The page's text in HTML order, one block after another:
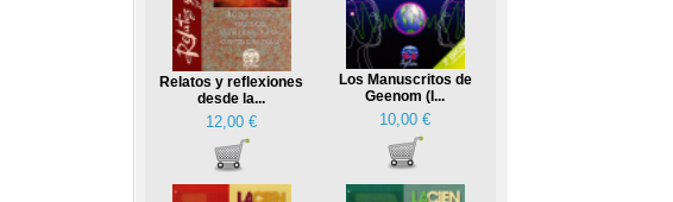
Relatos y reflexiones
desde la...
12,00 €
Los Manuscritos de
Geenom (I...
10,00 €